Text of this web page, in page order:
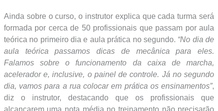
Ainda sobre o curso, o instrutor explica que cada turma será
formada por cerca de 50 profissionais que passam por aula
teórica no primeiro dia e aula prática no segundo. “No dia de
aula teórica passamos dicas de mecânica para eles.
Falamos sobre o funcionamento da caixa de marcha,
acelerador e, inclusive, o painel de controle. Já no segundo
dia, vamos para a rua colocar em prática os ensinamentos”,
diz o instrutor, destacando que os profissionais que
alcançarem uma nota média no treinamento não precisarão